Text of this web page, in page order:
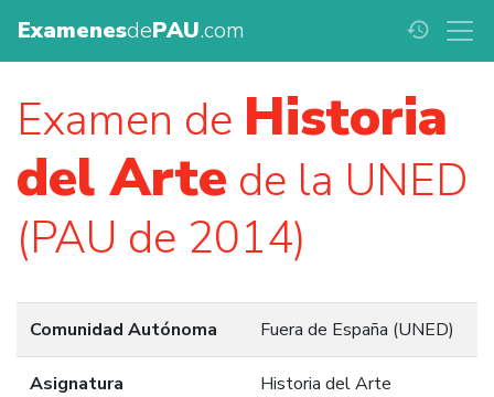
ExamenesdePAU.com history
Examen de Historia
del Arte de la UNED
(PAU de 2014)
Comunidad Autónoma Fuera de España (UNED)
Asignatura Historia del Arte